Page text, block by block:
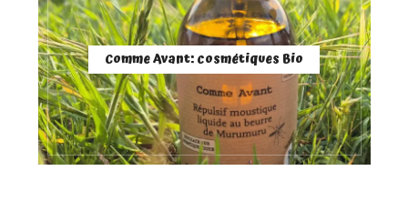
Comme Avant: cosmétiques Bio